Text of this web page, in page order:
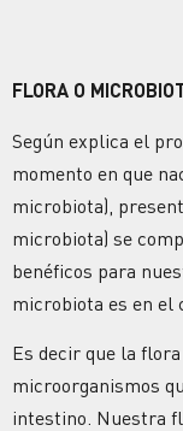
FLORA O
Según explica el
momento en que
microbiota),
microbiota) se
benéficos para
microbiota es en el
Es decir que la
microorganismos
intestino. Nuestra